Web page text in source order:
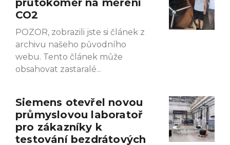
CO2
POZOR, zobrazili jste si článek z
archivu našeho původního
webu. Tento článek může
obsahovat zastaralé
Siemens otevřel novou
průmyslovou laboratoř
pro zákazníky k
testování bezdrátových